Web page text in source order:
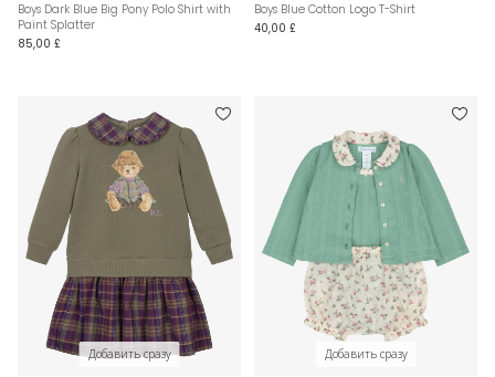
Boys Dark Blue Big Pony Polo Shirt with
Paint Splatter
85,00 £
Boys Blue Cotton Logo T-Shirt
40,00 £
Добавить сразу Добавить сразу